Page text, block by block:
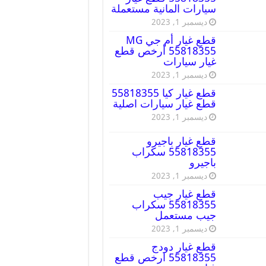
سيارات المانية مستعملة
ديسمبر 1, 2023
قطع غيار أم جي MG
55818355 أرخص قطع
غيار سيارات
ديسمبر 1, 2023
قطع غيار كيا 55818355
قطع غيار سيارات اصلية
ديسمبر 1, 2023
قطع غيار باجيرو
55818355 سكراب
باجيرو
ديسمبر 1, 2023
قطع غيار جيب
55818355 سكراب
جيب مستعمل
ديسمبر 1, 2023
قطع غيار دودج
55818355 ارخص قطع